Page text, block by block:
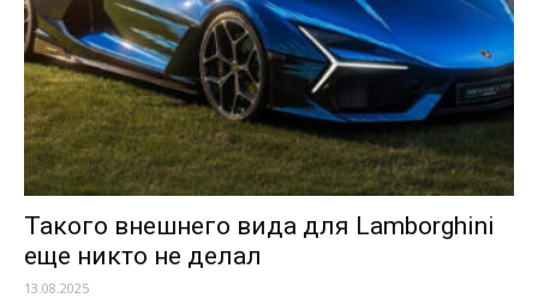
Такого внешнего вида для Lamborghini
еще никто не делал
13.08.2025